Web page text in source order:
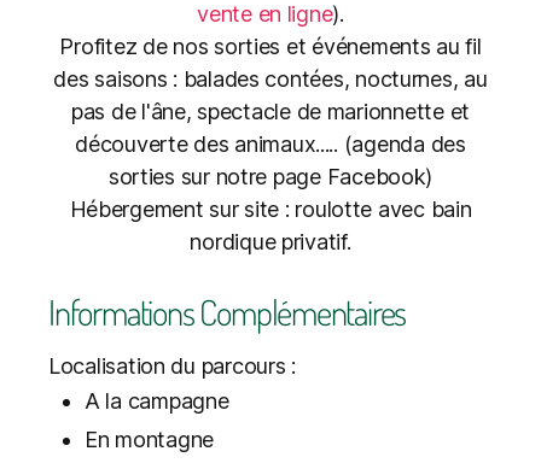
vente en ligne).
Profitez de nos sorties et événements au fil
des saisons : balades contées, nocturnes, au
pas de l'âne, spectacle de marionnette et
découverte des animaux..... (agenda des
sorties sur notre page Facebook)
Hébergement sur site : roulotte avec bain
nordique privatif.
Informations Complémentaires
Localisation du parcours :
A la campagne
En montagne